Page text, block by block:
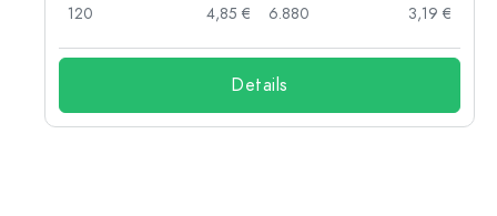
120
4,85 €
6.880
3,19 €
Details